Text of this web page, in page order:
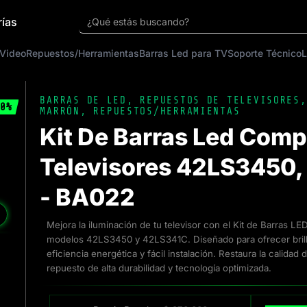
¿Qué estás buscando?
Repuestos/HerramientasBarras Led para TVSoporte Técnico
BARRAS DE LED , REPUESTOS DE TELEVISORES
MARRÓN , REPUESTOS/HERRAMIENTAS
Kit De Barras Led
Televisores 42LS3450,
- BA022
Mejora la iluminación de tu televisor con el Kit de Barras
modelos 42LS3450 y 42LS341C. Diseñado para ofrecer
eficiencia energética y fácil instalación. Restaura la calidad
repuesto de alta durabilidad y tecnología optimizada.